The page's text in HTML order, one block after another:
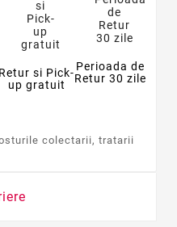
Retur si Pick-
up gratuit
Perioada de
Retur 30 zile
colectarii, tratarii